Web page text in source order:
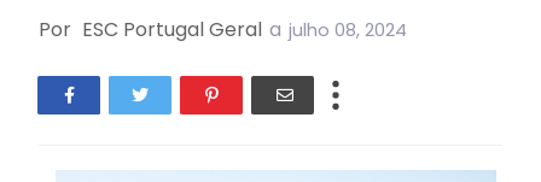
Por ESC Portugal Geral a julho 08, 2024